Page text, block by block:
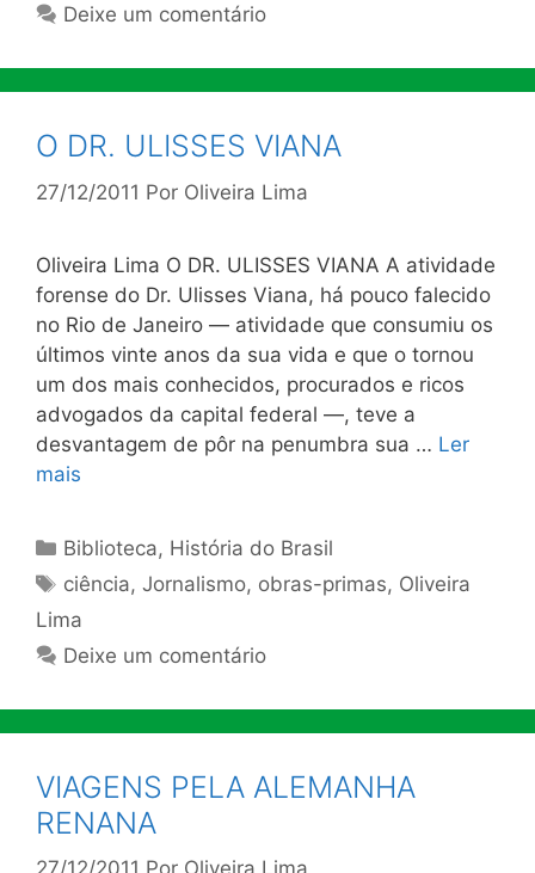
Deixe um comentário
O DR. ULISSES VIANA
27/12/2011 Por Oliveira Lima
Oliveira Lima O DR. ULISSES VIANA A atividade
forense do Dr. Ulisses Viana, há pouco falecido
no Rio de Janeiro — atividade que consumiu os
últimos vinte anos da sua vida e que o tornou
um dos mais conhecidos, procurados e ricos
advogados da capital federal —, teve a
desvantagem de pôr na penumbra sua … Ler
mais
Categorias
Biblioteca, História do Brasil
Tags
ciência,Jornalismo, obras-primas, Oliveira
Lima
Deixe um comentário
VIAGENS PELA ALEMANHA
RENANA
27/12/2011 Por Oliveira Lima